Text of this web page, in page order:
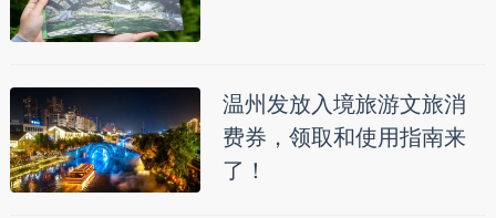
温州发放入境旅游文旅消
费券，领取和使用指南来
了！